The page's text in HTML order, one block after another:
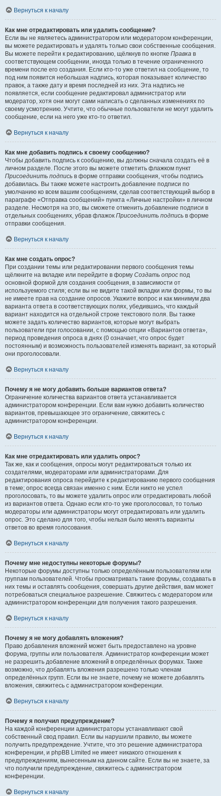
Вернуться к началу
Как мне отредактировать или удалить сообщение?
Если вы не являетесь администратором или модератором конференции,
вы можете редактировать и удалять только свои собственные сообщения.
Вы можете перейти к редактированию, щёлкнув по кнопке Правка в
соответствующем сообщении, иногда только в течение ограниченного
времени после его создания. Если кто-то уже ответил на сообщение, то
под ним появится небольшая надпись, которая показывает количество
правок, а также дату и время последней из них. Эта надпись не
появляется, если сообщение редактировал администратор или
модератор, хотя они могут сами написать о сделанных изменениях по
своему усмотрению. Учтите, что обычные пользователи не могут удалить
сообщение, если на него уже кто-то ответил.
Вернуться к началу
Как мне добавить подпись к своему сообщению?
Чтобы добавить подпись к сообщению, вы должны сначала создать её в
личном разделе. После этого вы можете отметить флажком пункт
Присоединить подпись в форме отправки сообщения, чтобы подпись
добавилась. Вы также можете настроить добавление подписи по
умолчанию ко всем вашим сообщениям, сделав соответствующий выбор в
параграфе «Отправка сообщений» пункта «Личные настройки» в личном
разделе. Несмотря на это, вы сможете отменить добавление подписи в
отдельных сообщениях, убрав флажок Присоединить подпись в форме
отправки сообщения.
Вернуться к началу
Как мне создать опрос?
При создании темы или редактировании первого сообщения темы
щёлкните на вкладке или перейдите в форму Создать опрос под
основной формой для создания сообщения, в зависимости от
используемого стиля; если вы не видите такой вкладки или формы, то вы
не имеете прав на создание опросов. Укажите вопрос и как минимум два
варианта ответа в соответствующих полях, убедившись, что каждый
вариант находится на отдельной строке текстового поля. Вы также
можете задать количество вариантов, которые могут выбрать
пользователи при голосовании, с помощью опции «Вариантов ответа»,
период проведения опроса в днях (0 означает, что опрос будет
постоянным) и возможность пользователей изменять вариант, за который
они проголосовали.
Вернуться к началу
Почему я не могу добавить больше вариантов ответа?
Ограничение количества вариантов ответа устанавливается
администратором конференции. Если вам нужно добавить количество
вариантов, превышающее это ограничение, свяжитесь с
администратором конференции.
Вернуться к началу
Как мне отредактировать или удалить опрос?
Так же, как и сообщения, опросы могут редактироваться только их
создателями, модераторами или администраторами. Для
редактирования опроса перейдите к редактированию первого сообщения
в теме; опрос всегда связан именно с ним. Если никто не успел
проголосовать, то вы можете удалить опрос или отредактировать любой
из вариантов ответа. Однако если кто-то уже проголосовал, то только
модераторы или администраторы могут отредактировать или удалить
опрос. Это сделано для того, чтобы нельзя было менять варианты
ответов во время голосования.
Вернуться к началу
Почему мне недоступны некоторые форумы?
Некоторые форумы доступны только определённым пользователям или
группам пользователей. Чтобы просматривать такие форумы, создавать в
них темы и оставлять сообщения, совершать другие действия, вам может
потребоваться специальное разрешение. Свяжитесь с модератором или
администратором конференции для получения такого разрешения.
Вернуться к началу
Почему я не могу добавлять вложения?
Право добавления вложений может быть предоставлено на уровне
форума, группы или пользователя. Администратор конференции может
не разрешить добавление вложений в определённых форумах. Также
возможно, что добавлять вложения разрешено только членам
определённых групп. Если вы не знаете, почему не можете добавлять
вложения, свяжитесь с администратором конференции.
Вернуться к началу
Почему я получил предупреждение?
На каждой конференции администраторы устанавливают свой
собственный свод правил. Если вы нарушили правило, вы можете
получить предупреждение. Учтите, что это решение администратора
конференции, и phpBB Limited не имеет никакого отношения к
предупреждениям, вынесенным на данном сайте. Если вы не знаете, за
что получили предупреждение, свяжитесь с администратором
конференции.
Вернуться к началу